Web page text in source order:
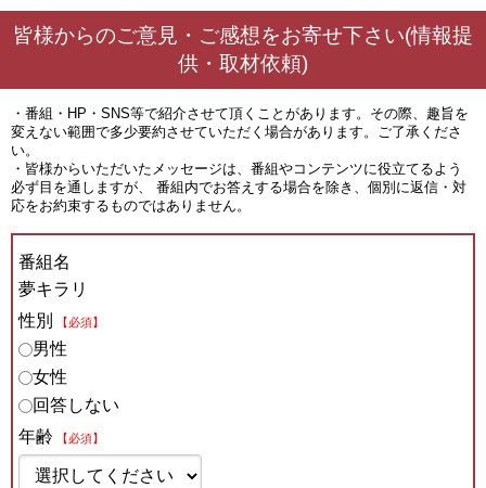
皆様からのご意見・ご感想をお寄せ下さい(情報提
供・取材依頼)
・番組・HP・SNS等で紹介させて頂くことがあります。その際、趣旨を
変えない範囲で多少要約させていただく場合があります。ご了承くださ
い。
・皆様からいただいたメッセージは、番組やコンテンツに役立てるよう
必ず目を通しますが、 番組内でお答えする場合を除き、個別に返信・対
応をお約束するものではありません。
番組名
夢キラリ
性別
【必須】
男性
女性
回答しない
年齢
【必須】